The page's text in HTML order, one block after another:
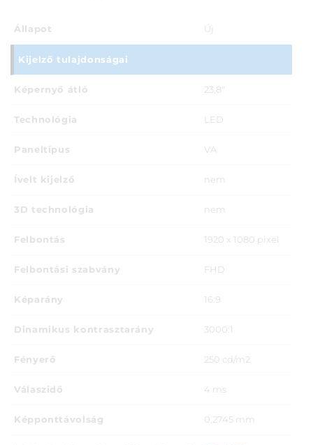
Állapot Új
Kijelző tulajdonságai
Képernyő átló 23,8"
Technológia LED
Paneltípus VA
Ívelt kijelző nem
3D technológia nem
Felbontás 1920 x 1080 pixel
Felbontási szabvány FHD
Képarány 16:9
Dinamikus kontrasztarány 3000:1
Fényerő 250 cd/m2
Válaszidő 4 ms
Képponttávolság 0,2745 mm